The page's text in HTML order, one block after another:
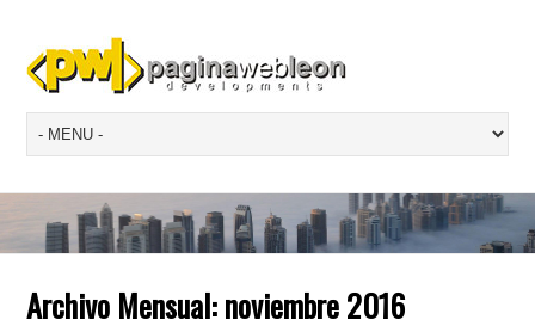
Archivo Mensual:noviembre 2016